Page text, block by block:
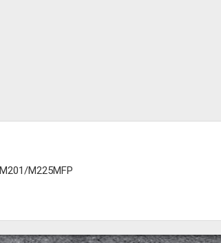
M225MFP